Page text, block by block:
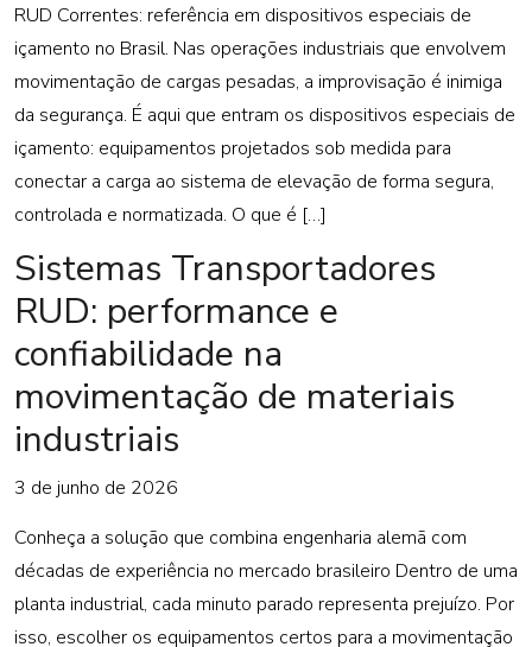
RUD Correntes: referência em dispositivos especiais de
içamento no Brasil. Nas operações industriais que envolvem
movimentação de cargas pesadas, a improvisação é inimiga
da segurança. É aqui que entram os dispositivos especiais de
içamento: equipamentos projetados sob medida para
conectar a carga ao sistema de elevação de forma segura,
controlada e normatizada. O que é […]
Sistemas Transportadores
RUD: performance e
confiabilidade na
movimentação de materiais
industriais
3 de junho de 2026
Conheça a solução que combina engenharia alemã com
décadas de experiência no mercado brasileiro Dentro de uma
planta industrial, cada minuto parado representa prejuízo. Por
isso, escolher os equipamentos certos para a movimentação